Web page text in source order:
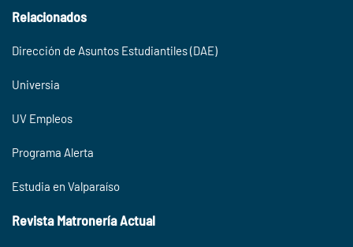
Relacionados
Dirección de Asuntos Estudiantiles (DAE)
Universia
UV Empleos
Programa Alerta
Estudia en Valparaíso
Revista Matronería Actual